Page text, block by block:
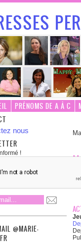
PRÉNOMS DE A À C
nous
!
@MARIE-